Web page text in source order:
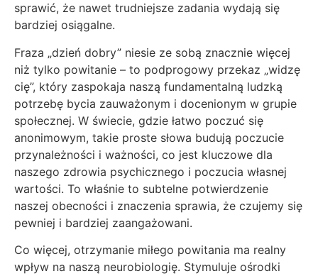
sprawić, że nawet trudniejsze zadania wydają się
bardziej osiągalne.
Fraza „dzień dobry” niesie ze sobą znacznie więcej
niż tylko powitanie – to podprogowy przekaz „widzę
cię”, który zaspokaja naszą fundamentalną ludzką
potrzebę bycia zauważonym i docenionym w grupie
społecznej. W świecie, gdzie łatwo poczuć się
anonimowym, takie proste słowa budują poczucie
przynależności i ważności, co jest kluczowe dla
naszego zdrowia psychicznego i poczucia własnej
wartości. To właśnie to subtelne potwierdzenie
naszej obecności i znaczenia sprawia, że czujemy się
pewniej i bardziej zaangażowani.
Co więcej, otrzymanie miłego powitania ma realny
wpływ na naszą neurobiologię. Stymuluje ośrodki